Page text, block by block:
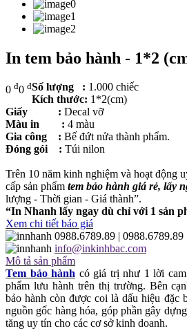
In tem bảo hành - 1*2
0 đ0 đSố lượng : 1.000 chiếc
Kích thước: 1*2(cm)
Giấy : Decal vỡ
Màu in : 4 màu
Gia công : Bế đứt nửa thành phẩm.
Đóng gói : Túi nilon
Trên 10 năm kinh nghiệm và hoạt động
cấp sản phẩm tem bảo hành giá rẻ, lấy
lượng - Thời gian - Giá thành”.
“In Nhanh lấy ngay dù chỉ với 1 sản
Xem chi tiết báo giá
0988.6789.89 | 0988.6789.89
info@inkinhbac.com
Mô tả sản phẩm
Tem bảo hành có giá trị như 1 lời
phẩm lưu hành trên thị trường. Bên
bảo hành còn được coi là dấu hiệu đặc
nguồn gốc hàng hóa, góp phần gây
tăng uy tín cho các cơ sở kinh doanh.